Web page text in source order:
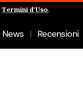
Termini d'Uso.
News Recensioni